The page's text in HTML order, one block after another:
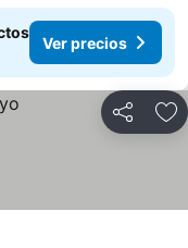
Ver precios
Compartir